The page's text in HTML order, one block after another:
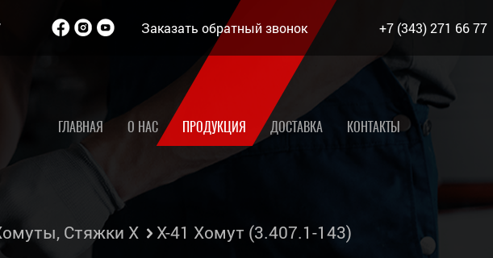
Заказать обратный звонок +7 (343) 271 66 77
ГЛАВНАЯ О НАС ПРОДУКЦИЯ ДОСТАВКА КОНТАКТЫ
Стяжки Х Х-41 Хомут (3.407.1-143)